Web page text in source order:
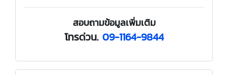
สอบถามข้อมูลเพิ่มเติม
โทรด่วน. 09-1164-9844